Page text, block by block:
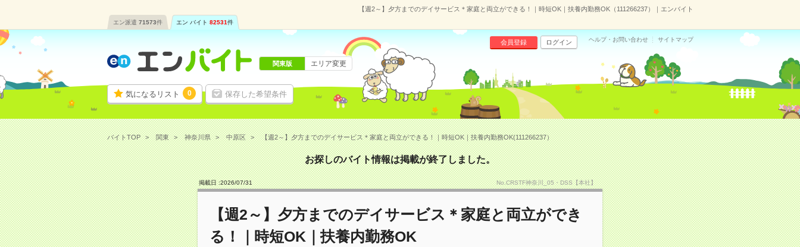
【週2～】夕方までのデイサービス＊家庭と両立ができる！｜時短OK｜扶養内勤務OK（111266237）｜エンバイト
エン派遣 71573件 エン バイト 82531件
気になるリスト 0 保存した希望条件
会員登録 ログイン ヘルプ・お問い合わせ サイトマップ
関東版 エリア変更
バイトTOP 関東 神奈川県 中原区 【週2～】夕方までのデイサービス＊家庭と両立ができる！｜時短OK｜扶養内勤務OK(111266237）
お探しのバイト情報は掲載が終了しました。
掲載日 :2026/07/31 No.CRSTF神奈川_05・DSS【本社】
【週2～】夕方までのデイサービス＊家庭と両立ができ
る！｜時短OK｜扶養内勤務OK